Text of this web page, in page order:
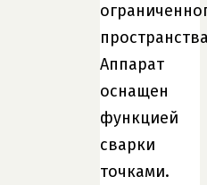
Аппарат
оснащен
функцией
сварки
точками.